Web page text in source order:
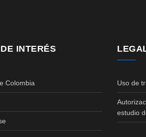
INTERÉS
Colombia Uso de
estudio